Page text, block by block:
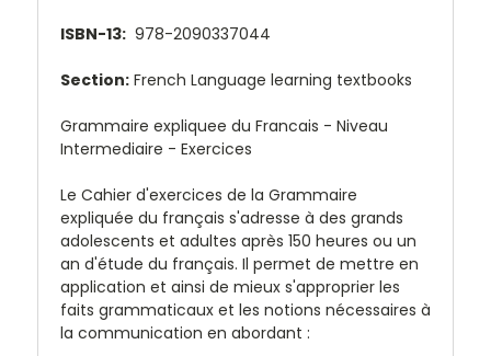
ISBN-13: 978-2090337044
Section: French Language learning textbooks
Grammaire expliquee du Francais - Niveau
Intermediaire - Exercices
Le Cahier d'exercices de la Grammaire
expliquée du français s'adresse à des grands
adolescents et adultes après 150 heures ou un
an d'étude du français. Il permet de mettre en
application et ainsi de mieux s'approprier les
faits grammaticaux et les notions nécessaires à
la communication en abordant :